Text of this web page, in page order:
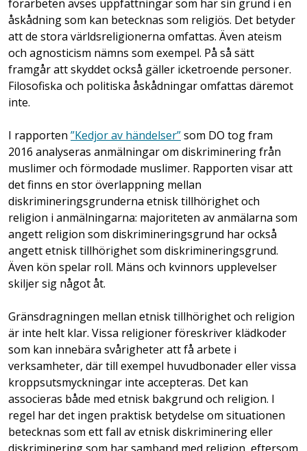
förarbeten avses uppfattningar som har sin grund i en
åskådning som kan betecknas som religiös. Det betyder
att de stora världsreligionerna omfattas. Även ateism
och agnosticism nämns som exempel. På så sätt
framgår att skyddet också gäller icketroende personer.
Filosofiska och politiska åskådningar omfattas däremot
inte.
I rapporten ”Kedjor av händelser”som DO tog fram
2016 analyseras anmälningar om diskriminering från
muslimer och förmodade muslimer. Rapporten visar att
det finns en stor överlappning mellan
diskrimineringsgrunderna etnisk tillhörighet och
religion i anmälningarna: majoriteten av anmälarna som
angett religion som diskrimineringsgrund har också
angett etnisk tillhörighet som diskrimineringsgrund.
Även kön spelar roll. Mäns och kvinnors upplevelser
skiljer sig något åt.
Gränsdragningen mellan etnisk tillhörighet och religion
är inte helt klar. Vissa religioner föreskriver klädkoder
som kan innebära svårigheter att få arbete i
verksamheter, där till exempel huvudbonader eller vissa
kroppsutsmyckningar inte accepteras. Det kan
associeras både med etnisk bakgrund och religion. I
regel har det ingen praktisk betydelse om situationen
betecknas som ett fall av etnisk diskriminering eller